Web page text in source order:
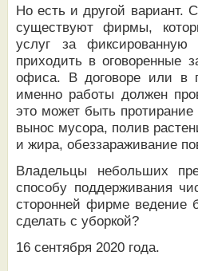
Но есть и другой вариант.
существуют фирмы,
услуг за
приходить в оговоренные
офиса. В договоре или в
именно работы должен
это может быть
вынос мусора, полив
и жира, обеззараживание
Владельцы небольших
способу поддерживания
сторонней фирме ведение
сделать с уборкой?
16 сентября 2020 года.